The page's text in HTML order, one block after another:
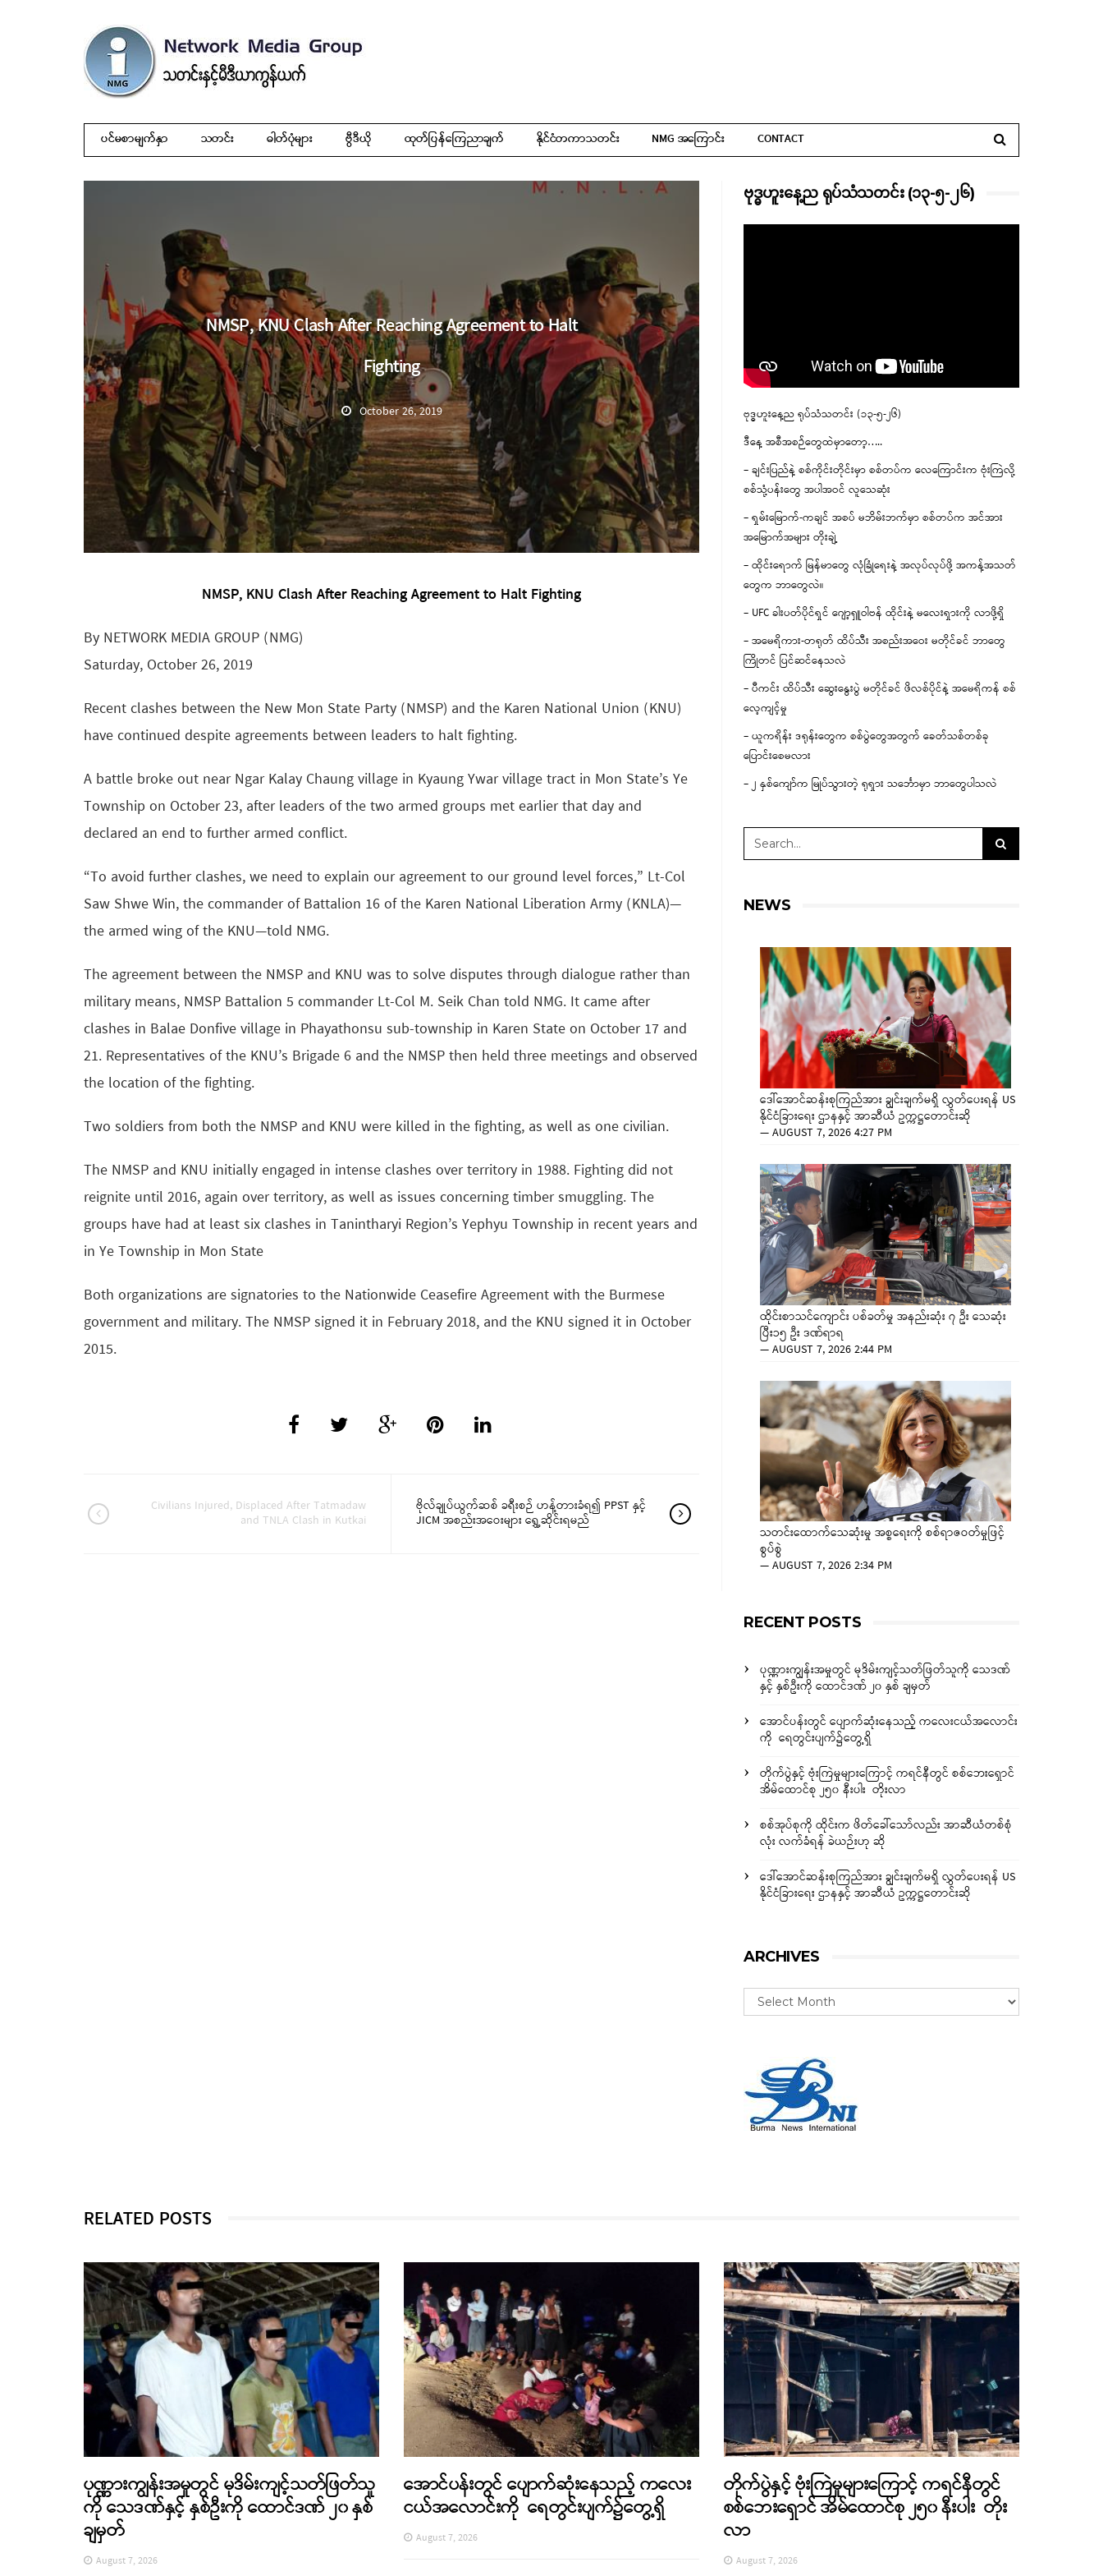
ပင်မစာမျက်နှာ သတင်း ဓါတ်ပုံများ ဗွီဒီယို ထုတ်ပြန်ကြေညာချက် နိုင်ငံတကာသတင်း NMG အကြောင်း CONTACT
NMSP, KNU Clash After Reaching Agreement to Halt
Fighting
October 26, 2019
NMSP, KNU Clash After Reaching Agreement to Halt Fighting
By NETWORK MEDIA GROUP (NMG)
Saturday, October 26, 2019
Recent clashes between the New Mon State Party (NMSP) and the Karen National Union (KNU)
have continued despite agreements between leaders to halt fighting.
A battle broke out near Ngar Kalay Chaung village in Kyaung Ywar village tract in Mon State’s Ye
Township on October 23, after leaders of the two armed groups met earlier that day and
declared an end to further armed conflict.
“To avoid further clashes, we need to explain our agreement to our ground level forces,” Lt-Col
Saw Shwe Win, the commander of Battalion 16 of the Karen National Liberation Army (KNLA)—
the armed wing of the KNU—told NMG.
The agreement between the NMSP and KNU was to solve disputes through dialogue rather than
military means, NMSP Battalion 5 commander Lt-Col M. Seik Chan told NMG. It came after
clashes in Balae Donfive village in Phayathonsu sub-township in Karen State on October 17 and
21. Representatives of the KNU’s Brigade 6 and the NMSP then held three meetings and observed
the location of the fighting.
Two soldiers from both the NMSP and KNU were killed in the fighting, as well as one civilian.
The NMSP and KNU initially engaged in intense clashes over territory in 1988. Fighting did not
reignite until 2016, again over territory, as well as issues concerning timber smuggling. The
groups have had at least six clashes in Tanintharyi Region’s Yephyu Township in recent years and
in Ye Township in Mon State
Both organizations are signatories to the Nationwide Ceasefire Agreement with the Burmese
government and military. The NMSP signed it in February 2018, and the KNU signed it in October
2015.
Civilians Injured, Displaced After Tatmadaw
and TNLA Clash in Kutkai
ဗိုလ်ချုပ်ယွက်ဆစ် ခရီးစဉ် ဟန့်တားခံရ၍ PPST နှင့်
JICM အစည်းအဝေးများ ရွှေ့ဆိုင်းရမည်
ဗုဒ္ဓဟူးနေ့ည ရုပ်သံသတင်း (၁၃-၅-၂၆)
ဗုဒ္ဓဟူးနေ့ည ရုပ်သံသတင်း (၁၃-၅-၂၆)
ဒီနေ့ အစီအစဉ်တွေထဲမှာတော့…..
– ချင်းပြည်နဲ့ စစ်ကိုင်းတိုင်းမှာ စစ်တပ်က လေကြောင်းက ဗုံးကြဲလို့
စစ်သုံ့ပန်းတွေ အပါအဝင် လူသေဆုံး
– ရှမ်းမြောက်-ကချင် အစပ် မဘိမ်းဘက်မှာ စစ်တပ်က အင်အား
အမြောက်အများ တိုးချဲ့
– ထိုင်းရောက် မြန်မာတွေ လုံခြုံရေးနဲ့ အလုပ်လုပ်ဖို့ အကန့်အသတ်
တွေက ဘာတွေလဲ။
– UFC ခါးပတ်ပိုင်ရှင် ဂျော့ရှူဝါဗန် ထိုင်းနဲ့ မလေးရှားကို လာဖို့ရှိ
– အမေရိကား-တရုတ် ထိပ်သီး အစည်းအဝေး မတိုင်ခင် ဘာတွေ
ကြိုတင် ပြင်ဆင်နေသလဲ
– ပီကင်း ထိပ်သီး ဆွေးနွေးပွဲ မတိုင်ခင် ဖိလစ်ပိုင်နဲ့ အမေရိကန် စစ်
လေ့ကျင့်မှု
– ယူကရိန်း ဒရုန်းတွေက စစ်ပွဲတွေအတွက် ခေတ်သစ်တစ်ခု
ပြောင်းစေမလား
– ၂ နှစ်ကျော်က မြုပ်သွားတဲ့ ရုရှား သင်္ဘောမှာ ဘာတွေပါသလဲ
NEWS
ဒေါ်အောင်ဆန်းစုကြည်အား ချွင်းချက်မရှိ လွှတ်ပေးရန် US
နိုင်ငံခြားရေး ဌာနနှင့် အာဆီယံ ဥက္ကဋ္ဌတောင်းဆို
—AUGUST 7, 2026 4:27 PM
ထိုင်းစာသင်ကျောင်း ပစ်ခတ်မှု အနည်းဆုံး ၇ ဦး သေဆုံး
ပြီး၁၅ ဦး ဒဏ်ရာရ
—AUGUST 7, 2026 2:44 PM
သတင်းထောက်သေဆုံးမှု အစ္စရေးကို စစ်ရာဇဝတ်မှုဖြင့်
စွပ်စွဲ
—AUGUST 7, 2026 2:34 PM
RECENT POSTS
ပုဏ္ဏားကျွန်းအမှုတွင် မုဒိမ်းကျင့်သတ်ဖြတ်သူကို သေဒဏ်
နှင့် နှစ်ဦးကို ထောင်ဒဏ် ၂၀ နှစ် ချမှတ်
အောင်ပန်းတွင် ပျောက်ဆုံးနေသည့် ကလေးငယ်အလောင်း
ကို ရေတွင်းပျက်၌တွေ့ရှိ
တိုက်ပွဲနှင့် ဗုံးကြဲမှုများကြောင့် ကရင်နီတွင် စစ်ဘေးရှောင်
အိမ်ထောင်စု ၂၅၀ နီးပါး တိုးလာ
စစ်အုပ်စုကို ထိုင်းက ဖိတ်ခေါ်သော်လည်း အာဆီယံတစ်စုံ
လုံး လက်ခံရန် ခဲယဉ်းဟု ဆို
ဒေါ်အောင်ဆန်းစုကြည်အား ချွင်းချက်မရှိ လွှတ်ပေးရန် US
နိုင်ငံခြားရေး ဌာနနှင့် အာဆီယံ ဥက္ကဋ္ဌတောင်းဆို
ARCHIVES
RELATED POSTS
ပုဏ္ဏားကျွန်းအမှုတွင် မုဒိမ်းကျင့်သတ်ဖြတ်သူ
ကို သေဒဏ်နှင့် နှစ်ဦးကို ထောင်ဒဏ် ၂၀ နှစ်
ချမှတ်
August 7, 2026
အောင်ပန်းတွင် ပျောက်ဆုံးနေသည့် ကလေး
ငယ်အလောင်းကို ရေတွင်းပျက်၌တွေ့ရှိ
August 7, 2026
တိုက်ပွဲနှင့် ဗုံးကြဲမှုများကြောင့် ကရင်နီတွင်
စစ်ဘေးရှောင် အိမ်ထောင်စု ၂၅၀ နီးပါး တိုး
လာ
August 7, 2026